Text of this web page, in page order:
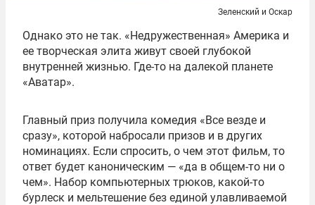
Зеленский и Оскар
Однако это не так. «Недружественная» Америка и
ее творческая элита живут своей глубокой
внутренней жизнью. Где-то на далекой планете
«Аватар».
Главный приз получила комедия «Все везде и
сразу», которой набросали призов и в других
номинациях. Если спросить, о чем этот фильм, то
ответ будет каноническим — «да в общем-то ни о
чем». Набор компьютерных трюков, какой-то
бурлеск и мельтешение без единой улавливаемой